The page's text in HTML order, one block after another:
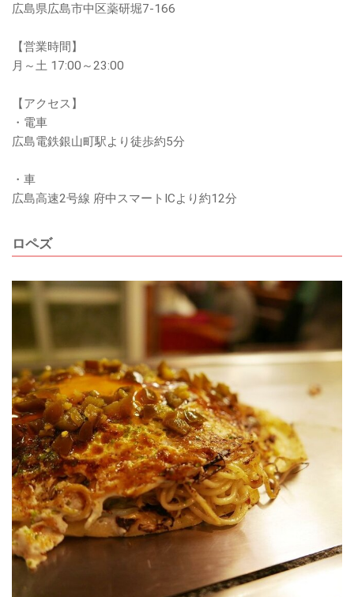
広島県広島市中区薬研堀7-166
【営業時間】
月～土 17:00～23:00
【アクセス】
・電車
広島電鉄銀山町駅より徒歩約5分
・車
広島高速2号線 府中スマートICより約12分
ロペズ